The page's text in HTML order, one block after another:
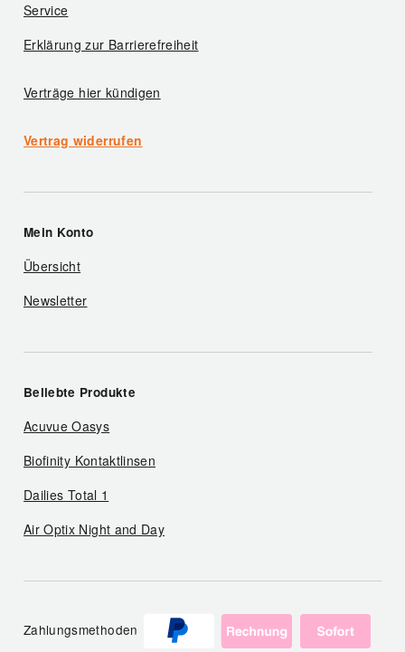
Service
Erklärung zur Barrierefreiheit
Verträge hier kündigen
Vertrag widerrufen
Mein Konto
Übersicht
Newsletter
Beliebte Produkte
Acuvue Oasys
Biofinity Kontaktlinsen
Dailies Total 1
Air Optix Night and Day
Zahlungsmethoden